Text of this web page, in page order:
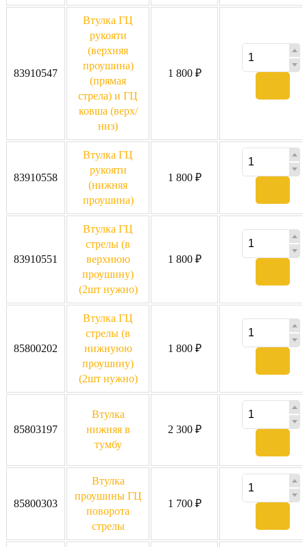
83910547
Втулка ГЦ
рукояти
(верхняя
проушина)
(прямая
стрела) и ГЦ
ковша (верх/
низ)
1 800 ₽
83910558
Втулка ГЦ
рукояти
(нижняя
проушина)
1 800 ₽
83910551
Втулка ГЦ
стрелы (в
верхнюю
проушину)
(2шт нужно)
1 800 ₽
85800202
Втулка ГЦ
стрелы (в
нижнуюю
проушину)
(2шт нужно)
1 800 ₽
85803197
Втулка
нижняя в
тумбу
2 300 ₽
85800303
Втулка
проушины ГЦ
поворота
стрелы
1 700 ₽